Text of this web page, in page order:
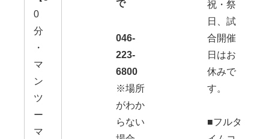
0
分
・
マ
ン
ツ
ー
マ
で
046-
223-
6800
※場所
がわか
らない
祝・祭
日、試
合開催
日はお
休みで
す。
■フルタ